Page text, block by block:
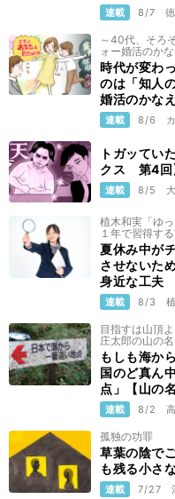
連載 8/7
～40代、そろ
ォー婚活のか
時代が変わ
のは「知人
婚活のかな
連載 8/6
トガッてい
クス 第4回
連載 8/5
植木和実「ゆ
１年で習得する
夏休み中が
させないた
身近な工夫
連載 8/3
目指すは山頂
庄太郎の山の
もしも海か
国のど真ん
点」【山の
連載 8/2
孤独の功罪
草葉の陰で
も残る小さ
連載 7/27